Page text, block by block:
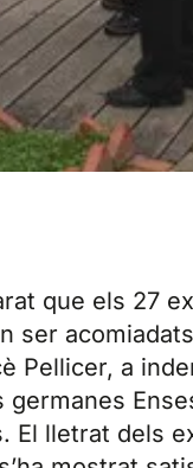
que els 27
ser
Pellicer, a
germanes
El lletrat dels